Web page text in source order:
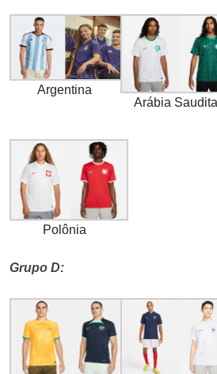
Argentina
Arábia Saudita
Polônia
Grupo D: